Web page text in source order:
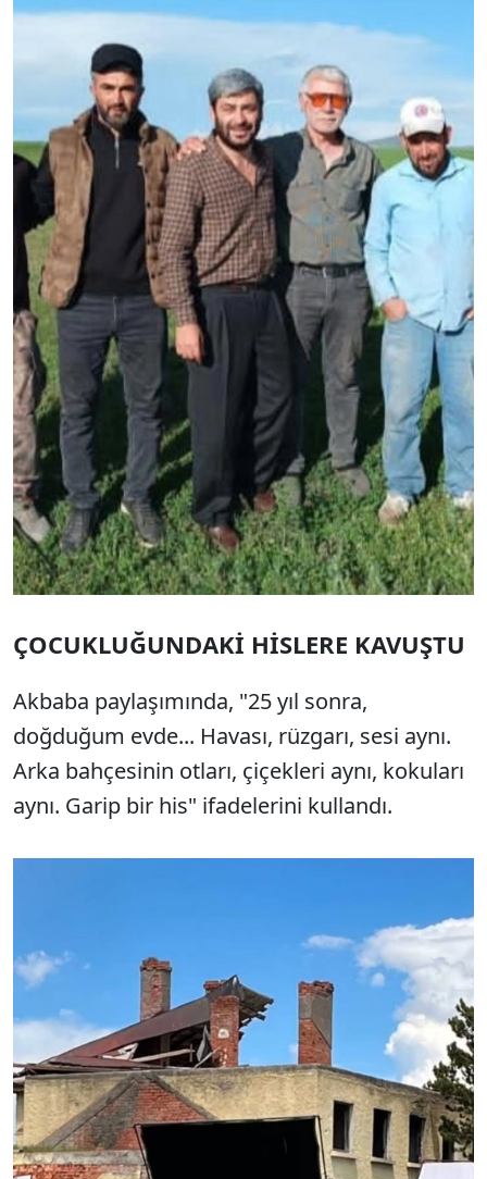
ÇOCUKLUĞUNDAKİ HİSLERE KAVUŞTU
Akbaba paylaşımında, "25 yıl sonra,
doğduğum evde... Havası, rüzgarı, sesi aynı.
Arka bahçesinin otları, çiçekleri aynı, kokuları
aynı. Garip bir his" ifadelerini kullandı.